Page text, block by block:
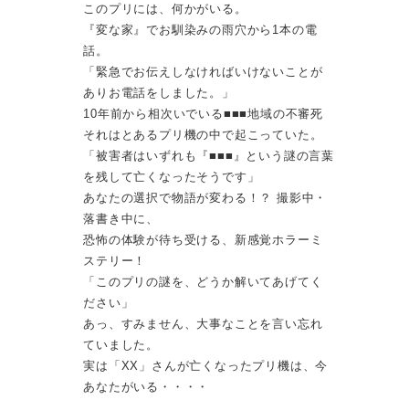
このプリには、何かがいる。
『変な家』でお馴染みの雨穴から1本の電
話。
「緊急でお伝えしなければいけないことが
ありお電話をしました。」
10年前から相次いでいる■■■地域の不審死
それはとあるプリ機の中で起こっていた。
「被害者はいずれも『■■■』という謎の言葉
を残して亡くなったそうです」
あなたの選択で物語が変わる！？ 撮影中・
落書き中に、
恐怖の体験が待ち受ける、新感覚ホラーミ
ステリー！
「このプリの謎を、どうか解いてあげてく
ださい」
あっ、すみません、大事なことを言い忘れ
ていました。
実は「XX」さんが亡くなったプリ機は、今
あなたがいる・・・・